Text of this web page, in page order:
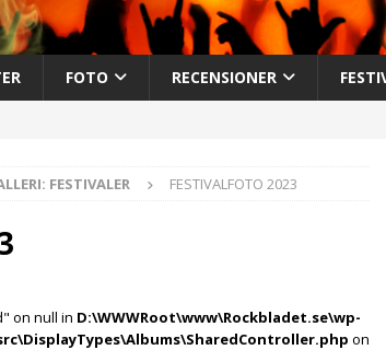
FOTO RECENSIONER
FESTIVALER FESTIVALFOTO 2023
on null in D:\WWWRoot\www\Rockbladet.se\wp-
on